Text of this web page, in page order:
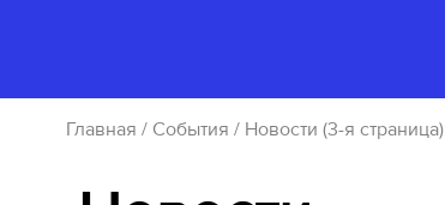
Главная / События / Новости (3-я страница)